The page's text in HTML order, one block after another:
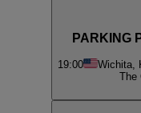
PARKING
19:00 Wichita,
The